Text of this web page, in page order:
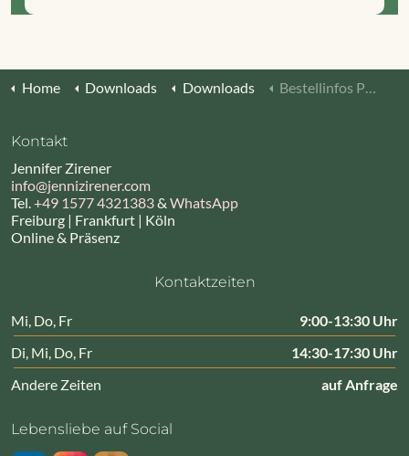
Home Downloads Downloads Bestellinfos Produktpartner
Kontakt
Jennifer Zirener
info@jennizirener.com
Tel.+49 1577 4321383& WhatsApp
Freiburg | Frankfurt | Köln
Online & Präsenz
Kontaktzeiten
Mi, Do, Fr
9:00-13:30 Uhr
Di, Mi, Do, Fr
14:30-17:30 Uhr
Andere Zeiten
auf Anfrage
Lebensliebe auf Social